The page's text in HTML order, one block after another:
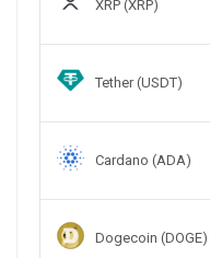
XRP (XRP)
Tether (USDT)
Cardano (ADA)
Dogecoin (DOGE)